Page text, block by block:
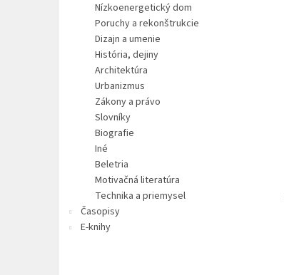
Nízkoenergetický dom
Poruchy a rekonštrukcie
Dizajn a umenie
História, dejiny
Architektúra
Urbanizmus
Zákony a právo
Slovníky
Biografie
Iné
Beletria
Motivačná literatúra
Technika a priemysel
Časopisy
E-knihy